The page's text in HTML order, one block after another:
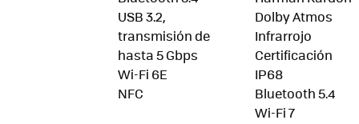
USB 3.2,
transmisión de
hasta 5 Gbps
Wi-Fi 6E
NFC
Dolby Atmos
Infrarrojo
Certificación
IP68
Bluetooth 5.4
Wi-Fi 7